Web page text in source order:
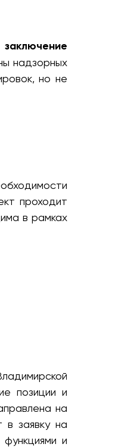
надзорных
но не
проходит
в рамках
позиции и
на
в заявку на
и